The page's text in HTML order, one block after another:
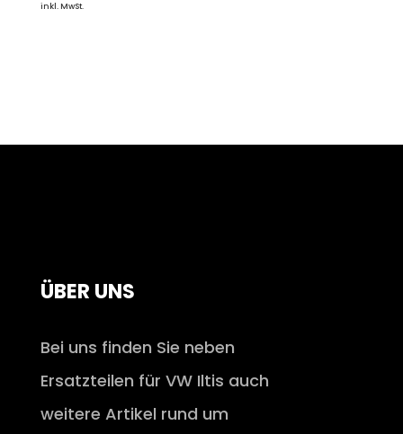
inkl. MwSt.
ÜBER UNS
Bei uns finden Sie neben
Ersatzteilen für VW Iltis auch
weitere Artikel rund um